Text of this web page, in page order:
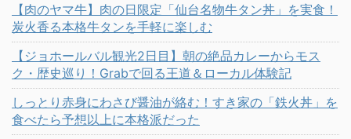
【肉のヤマ牛】肉の日限定「仙台名物牛タン丼」を実食！
炭火香る本格牛タンを手軽に楽しむ
【ジョホールバル観光2日目】朝の絶品カレーからモス
ク・歴史巡り！Grabで回る王道＆ローカル体験記
しっとり赤身にわさび醤油が絡む！すき家の「鉄火丼」を
食べたら予想以上に本格派だった